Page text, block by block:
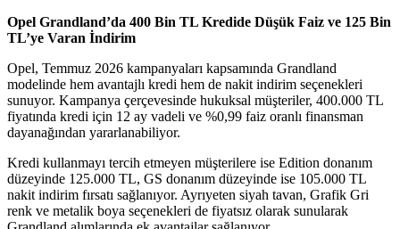
Opel Grandland’da 400 Bin TL Kredide Düşük Faiz ve 125 Bin
TL’ye Varan İndirim
Opel, Temmuz 2026 kampanyaları kapsamında Grandland
modelinde hem avantajlı kredi hem de nakit indirim seçenekleri
sunuyor. Kampanya çerçevesinde hukuksal müşteriler, 400.000 TL
fiyatında kredi için 12 ay vadeli ve %0,99 faiz oranlı finansman
dayanağından yararlanabiliyor.
Kredi kullanmayı tercih etmeyen müşterilere ise Edition donanım
düzeyinde 125.000 TL, GS donanım düzeyinde ise 105.000 TL
nakit indirim fırsatı sağlanıyor. Ayrıyeten siyah tavan, Grafik Gri
renk ve metalik boya seçenekleri de fiyatsız olarak sunularak